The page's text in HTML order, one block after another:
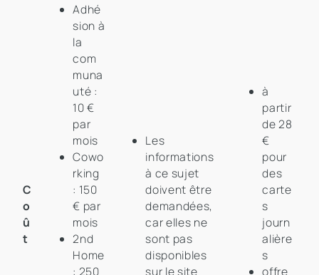
C
o
û
t
Adhé
sion à
la
com
muna
uté :
10 €
par
mois
Cowo
rking
: 150
€ par
mois
2nd
Home
: 250
Les
informations
à ce sujet
doivent être
demandées,
car elles ne
sont pas
disponibles
sur le site
à
partir
de 28
€
pour
des
carte
s
journ
alière
s
offre